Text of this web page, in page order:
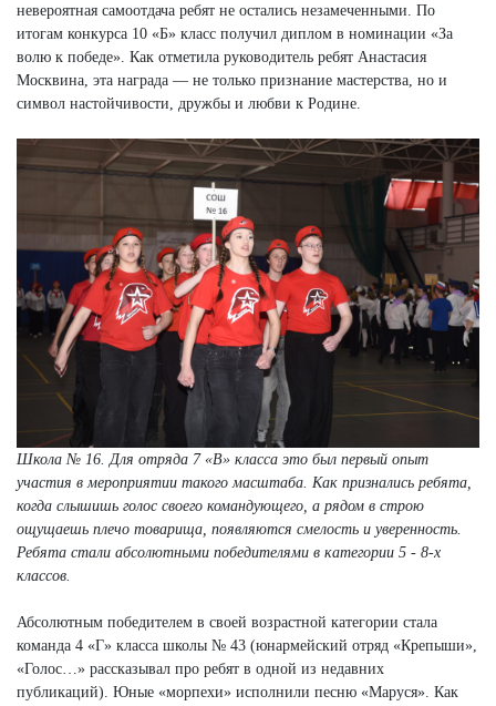
невероятная самоотдача ребят не остались незамеченными. По
итогам конкурса 10 «Б» класс получил диплом в номинации «За
волю к победе». Как отметила руководитель ребят Анастасия
Москвина, эта награда — не только признание мастерства, но и
символ настойчивости, дружбы и любви к Родине.
Школа № 16. Для отряда 7 «В» класса это был первый опыт
участия в мероприятии такого масштаба. Как признались ребята,
когда слышишь голос своего командующего, а рядом в строю
ощущаешь плечо товарища, появляются смелость и уверенность.
Ребята стали абсолютными победителями в категории 5 - 8-х
классов.
Абсолютным победителем в своей возрастной категории стала
команда 4 «Г» класса школы № 43 (юнармейский отряд «Крепыши»,
«Голос…» рассказывал про ребят в одной из недавних
публикаций). Юные «морпехи» исполнили песню «Маруся». Как